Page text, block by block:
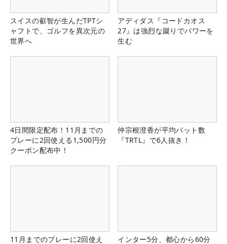
スイスの叡智が生んだTPTシ
ャフトで、ゴルフを異次元の
世界へ
アディダス『コードカオス
27』は強烈な蹴りでパワーを
生む
4日間限定配布！11月までの
プレーに2回使える1,500円分
クーポン配布中！
仲宗根澄香が平均パット数
『TRTL』で6人抜き！
11月までのプレーに2回使え
インター5分、都心から60分